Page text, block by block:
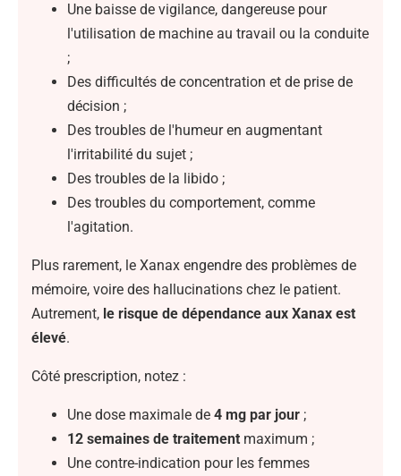
Une baisse de vigilance, dangereuse pour
l'utilisation de machine au travail ou la conduite
;
Des difficultés de concentration et de prise de
décision ;
Des troubles de l'humeur en augmentant
l'irritabilité du sujet ;
Des troubles de la libido ;
Des troubles du comportement, comme
l'agitation.
Plus rarement, le Xanax engendre des problèmes de
mémoire, voire des hallucinations chez le patient.
Autrement, le risque de dépendance aux Xanax est
élevé.
Côté prescription, notez :
Une dose maximale de 4 mg par jour ;
12 semaines de traitement maximum ;
Une contre-indication pour les femmes